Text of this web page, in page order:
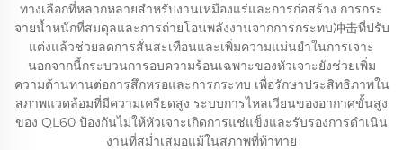
ทางเลือกที่หลากหลายสำหรับงานเหมืองแร่และการก่อสร้าง การกระ
จายน้ำหนักที่สมดุลและการถ่ายโอนพลังงานจากการกระทบ冲击ที่ปรับ
แต่งแล้วช่วยลดการสั่นสะเทือนและเพิ่มความแม่นยำในการเจาะ
นอกจากนี้กระบวนการอบความร้อนเฉพาะของหัวเจาะยังช่วยเพิ่ม
ความต้านทานต่อการสึกหรอและการกระทบ เพื่อรักษาประสิทธิภาพใน
สภาพแวดล้อมที่มีความเครียดสูง ระบบการไหลเวียนของอากาศขั้นสูง
ของ QL60 ป้องกันไม่ให้หัวเจาะเกิดการแช่แข็งและรับรองการดำเนิน
งานที่สม่ำเสมอแม้ในสภาพที่ท้าทาย